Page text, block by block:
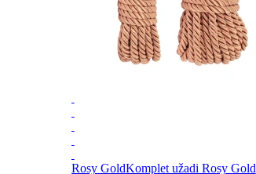
Rosy GoldKomplet užadi Rosy Gold